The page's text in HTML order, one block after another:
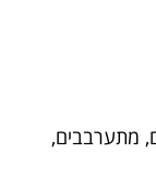
מתערבבים,